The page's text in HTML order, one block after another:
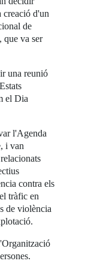
creació d'un
de
que va ser
una reunió
el Dia
l'Agenda
i van
contra els
tràfic en
de violència